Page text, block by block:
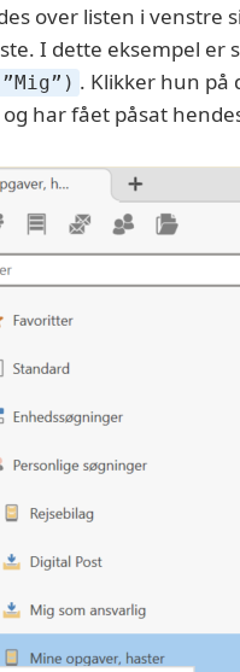
over listen i venstre
I dette eksempel er
. Klikker hun på
har fået påsat